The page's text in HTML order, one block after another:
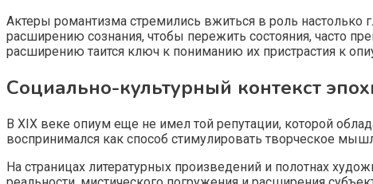
Актеры романтизма стремились вжиться в роль настолько
расширению сознания, чтобы пережить состояния, часто
расширению таится ключ к пониманию их пристрастия к
Социально-культурный контекст
В XIX веке опиум еще не имел той репутации, которой
воспринимался как способ стимулировать творческое
На страницах литературных произведений и полотнах